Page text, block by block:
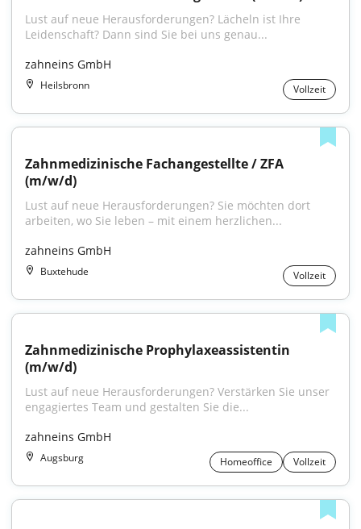
Lust auf neue Herausforderungen? Lächeln ist Ihre
Leidenschaft? Dann sind Sie bei uns genau...
zahneins GmbH
Heilsbronn Vollzeit
Zahnmedizinische Fachangestellte / ZFA
(m/w/d)
Lust auf neue Herausforderungen? Sie möchten dort
arbeiten, wo Sie leben – mit einem herzlichen...
zahneins GmbH
Buxtehude Vollzeit
Zahnmedizinische Prophylaxeassistentin
(m/w/d)
Lust auf neue Herausforderungen? Verstärken Sie unser
engagiertes Team und gestalten Sie die...
zahneins GmbH
Augsburg Homeoffice Vollzeit